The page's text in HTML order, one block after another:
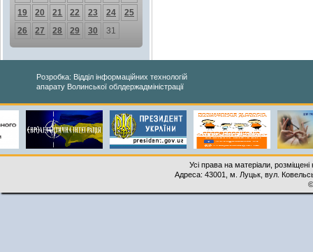
19
20 21 22 23 24
25
26
27 28 29 30 31
Розробка: Відділ інформаційних технологій
апарату Волинської облдержадміністрації
Усі права на матеріали,
Адреса: 43001, м. Луцьк, вул.